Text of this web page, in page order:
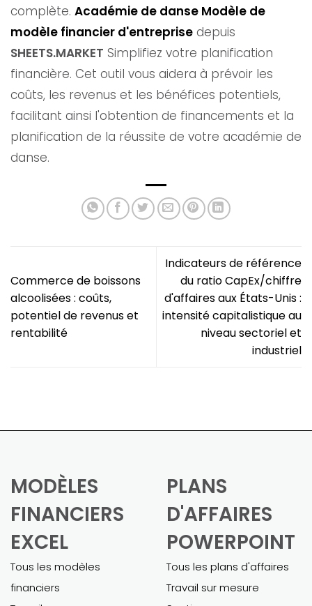
complète. Académie de danse Modèle de
modèle financier d'entreprise depuis
SHEETS.MARKET Simplifiez votre planification
financière. Cet outil vous aidera à prévoir les
coûts, les revenus et les bénéfices potentiels,
facilitant ainsi l'obtention de financements et la
planification de la réussite de votre académie de
danse.
Commerce de boissons
alcoolisées : coûts,
potentiel de revenus et
rentabilité
Indicateurs de référence
du ratio CapEx/chiffre
d'affaires aux États-Unis :
intensité capitalistique au
niveau sectoriel et
industriel
MODÈLES
FINANCIERS
EXCEL
Tous les modèles
financiers
PLANS
D'AFFAIRES
POWERPOINT
Tous les plans d'affaires
Travail sur mesure